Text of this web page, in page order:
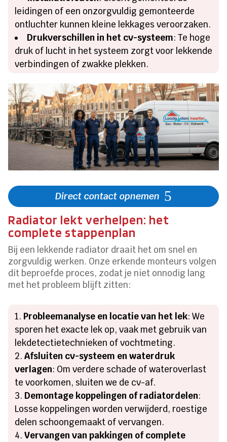
leidingen of een onzorgvuldig gemonteerde
ontluchter kunnen kleine lekkages veroorzaken.
Drukverschillen in het cv-systeem: Te hoge
druk of lucht in het systeem zorgt voor lekkende
verbindingen of zwakke plekken.
Direct contact opnemen
Radiator lekt verhelpen: het
complete stappenplan
Bij een lekkende radiator draait het om snel en
zorgvuldig werken. Onze erkende monteurs volgen
dit beproefde proces, zodat je niet onnodig lang
met het probleem blijft zitten:
Probleemanalyse en locatie van het lek: We
sporen het exacte lek op, vaak met gebruik van
lekdetectietechnieken of vochtmeting.
Afsluiten cv-systeem en waterdruk
verlagen: Om verdere schade of wateroverlast
te voorkomen, sluiten we de cv-af.
Demontage koppelingen of radiatordelen:
Losse koppelingen worden verwijderd, roestige
delen schoongemaakt of vervangen.
Vervangen van pakkingen of complete